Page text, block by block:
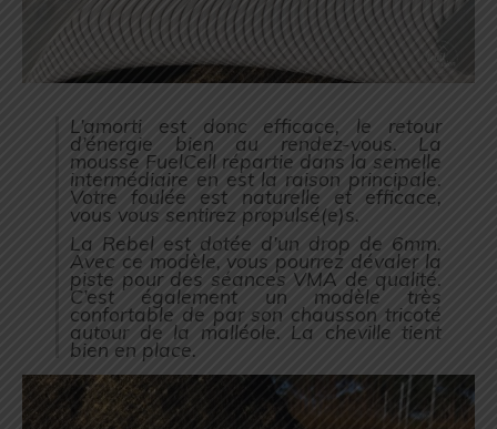
L’amorti est donc efficace, le retour
d’énergie bien au rendez-vous. La
mousse FuelCell répartie dans la semelle
intermédiaire en est la raison principale.
Votre foulée est naturelle et efficace,
vous vous sentirez propulsé(e)s.
La Rebel est dotée d’un drop de 6mm.
Avec ce modèle, vous pourrez dévaler la
piste pour des séances VMA de qualité.
C’est également un modèle très
confortable de par son chausson tricoté
autour de la malléole. La cheville tient
bien en place.